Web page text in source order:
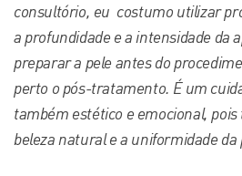
consultório, eu costumo utilizar
a profundidade e a intensidade da
preparar a pele antes do
perto o pós-tratamento. É um
também estético e emocional,
beleza natural e a uniformidade da